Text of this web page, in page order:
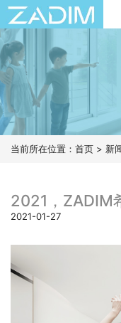
当前所在位置： 首页 > 新
2021，ZADIM
2021-01-27